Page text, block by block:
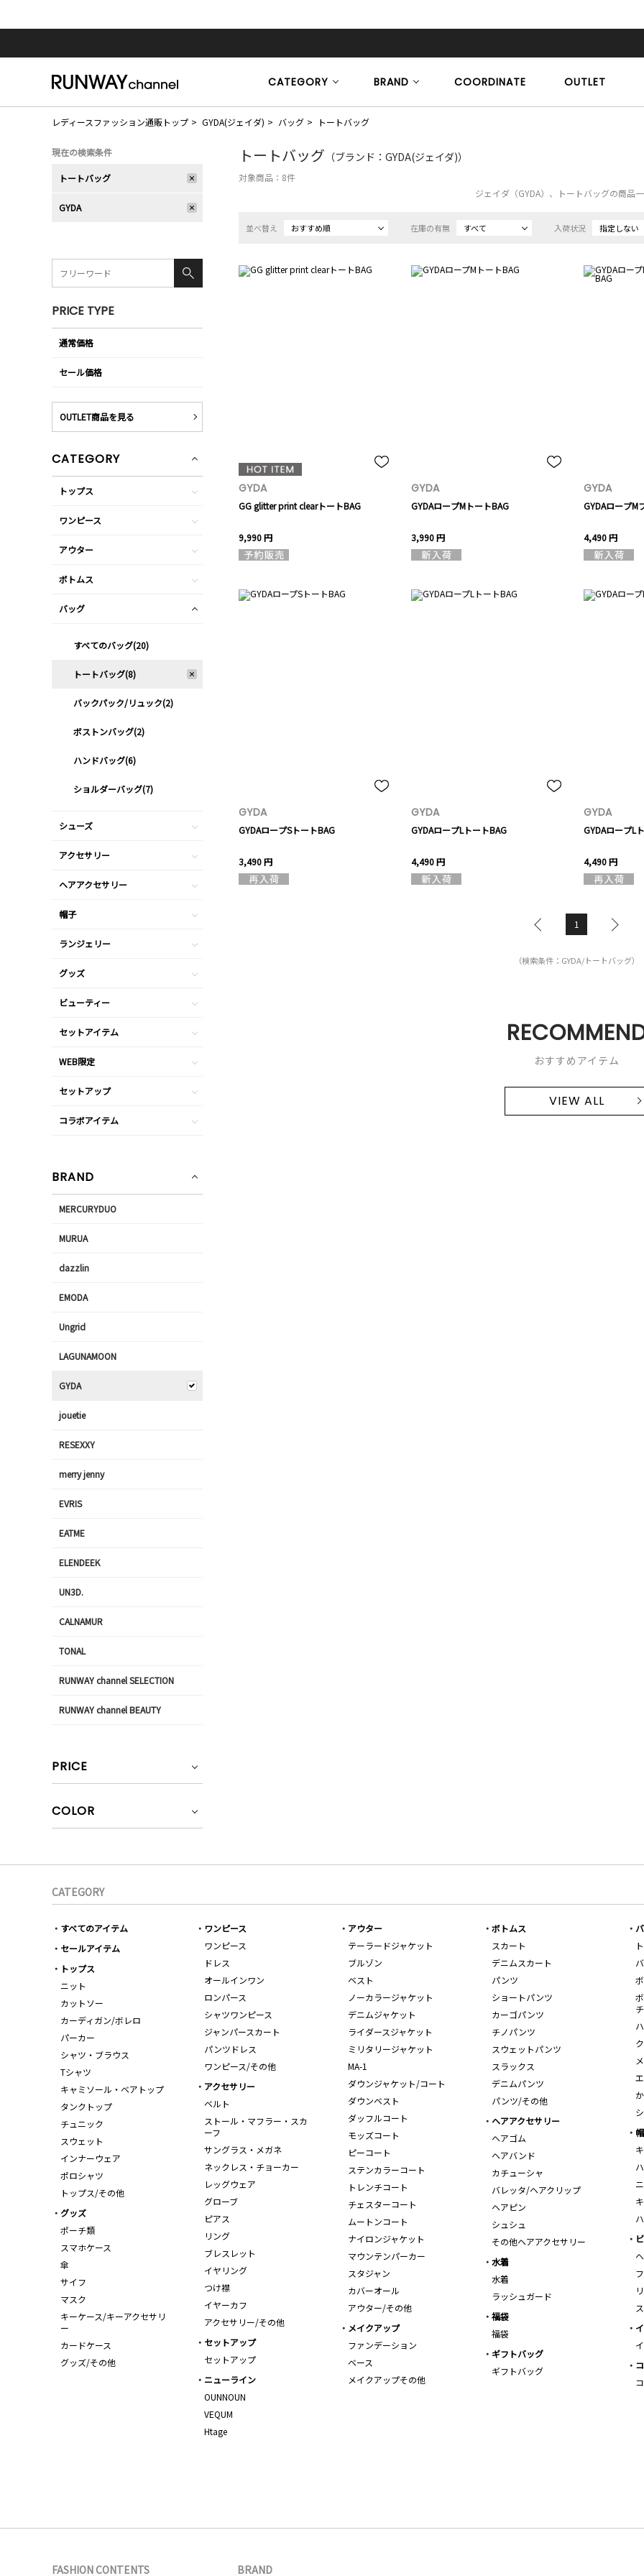
CATEGORY BRAND COORDINATE OUTLET
レディースファッション通販トップ GYDA(ジェイダ) バッグ トートバッグ
トートバッグ （ブランド：GYDA(ジェイダ)）
対象商品： 8件
ジェイダ（GYDA）、トートバッグの商品一
並べ替え おすすめ順 在庫の有無 すべて 入荷状況 指定しない
GYDA
GG glitter print clearトートBAG
9,990 円
GYDA
GYDAロープMトートBAG
3,990 円
GYDA
GYDAロープM
4,490 円
GYDA
GYDAロープSトートBAG
3,490 円
GYDA
GYDAロープLトートBAG
4,490 円
GYDA
GYDAロープL
4,490 円
1
（検索条件：GYDA/トートバッグ）
おすすめアイテム
VIEW ALL
現在の検索条件
トートバッグ
GYDA
PRICE TYPE
通常価格
セール価格
OUTLET商品を見る
CATEGORY
トップス
ワンピース
アウター
ボトムス
バッグ
すべてのバッグ(20)
トートバッグ(8)
バックパック/リュック(2)
ボストンバッグ(2)
ハンドバッグ(6)
ショルダーバッグ(7)
シューズ
アクセサリー
ヘアアクセサリー
帽子
ランジェリー
グッズ
ビューティー
セットアイテム
WEB限定
セットアップ
コラボアイテム
BRAND
MERCURYDUO
MURUA
dazzlin
EMODA
Ungrid
LAGUNAMOON
GYDA
jouetie
RESEXXY
merry jenny
EVRIS
EATME
ELENDEEK
UN3D.
CALNAMUR
TONAL
RUNWAY channel SELECTION
RUNWAY channel BEAUTY
PRICE
COLOR
CATEGORY
すべてのアイテム
セールアイテム
トップス
ニット
カットソー
カーディガン/ボレロ
パーカー
シャツ・ブラウス
Tシャツ
キャミソール・ベアトップ
タンクトップ
チュニック
スウェット
インナーウェア
ポロシャツ
トップス/その他
ワンピース
ワンピース
ドレス
オールインワン
ロンパース
シャツワンピース
ジャンパースカート
パンツドレス
ワンピース/その他
アウター
テーラードジャケット
ブルゾン
ベスト
ノーカラージャケット
デニムジャケット
ライダースジャケット
ミリタリージャケット
MA-1
ダウンジャケット/コート
ダウンベスト
ダッフルコート
モッズコート
ピーコート
ステンカラーコート
トレンチコート
チェスターコート
ムートンコート
ナイロンジャケット
マウンテンパーカー
スタジャン
カバーオール
アウター/その他
ボトムス
スカート
デニムスカート
パンツ
ショートパンツ
カーゴパンツ
チノパンツ
スウェットパンツ
スラックス
デニムパンツ
パンツ/その他
チ
アクセサリー
ベルト
ストール・マフラー・スカ
ーフ
サングラス・メガネ
ネックレス・チョーカー
レッグウェア
グローブ
ピアス
リング
ブレスレット
イヤリング
つけ襟
イヤーカフ
アクセサリー/その他
ヘアアクセサリー
ヘアゴム
ヘアバンド
カチューシャ
バレッタ/ヘアクリップ
ヘアピン
シュシュ
その他ヘアアクセサリー
グッズ
ポーチ類
スマホケース
傘
サイフ
マスク
キーケース/キーアクセサリ
ー
カードケース
グッズ/その他
水着
水着
ラッシュガード
福袋
福袋
メイクアップ
ファンデーション
ベース
メイクアップその他
セットアップ
セットアップ
ギフトバッグ
ギフトバッグ
ニューライン
OUNNOUN
VEQUM
Htage
FASHION CONTENTS BRAND